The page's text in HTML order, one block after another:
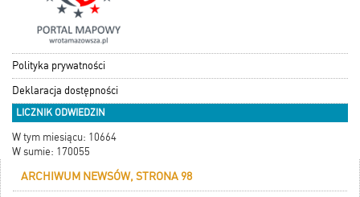
Polityka prywatności
Deklaracja dostępności
LICZNIK ODWIEDZIN
W tym miesiącu: 10664
W sumie: 170055
ARCHIWUM NEWSÓW, STRONA 98